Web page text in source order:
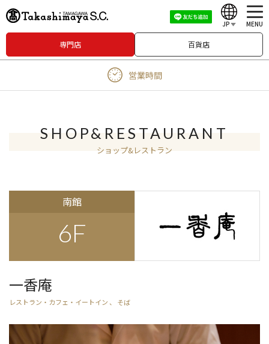
専門店 百貨店
JP
English
한국어
MENU
営業時間
SHOP&RESTAURANT
ショップ&レストラン
南館
6F
一香庵
レストラン・カフェ・イートイン 、 そば